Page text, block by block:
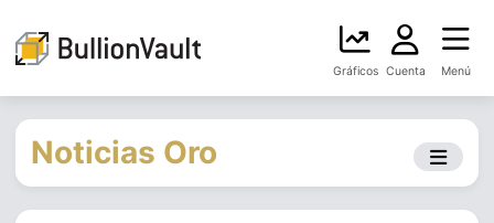
Gráficos Cuenta Menú
Noticias Oro